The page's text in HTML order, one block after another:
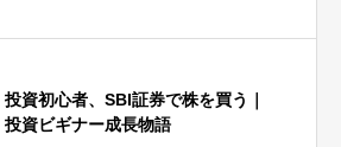
投資初心者、SBI証券で株を買う｜
投資ビギナー成長物語